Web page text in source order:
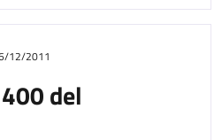
12/2011
del